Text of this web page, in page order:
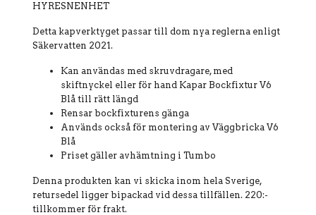
HYRESNENHET
Detta kapverktyget passar till dom nya reglerna enligt
Säkervatten 2021.
Kan användas med skruvdragare, med
skiftnyckel eller för hand Kapar Bockfixtur V6
Blå till rätt längd
Rensar bockfixturens gänga
Används också för montering av Väggbricka V6
Blå
Priset gäller avhämtning i Tumbo
Denna produkten kan vi skicka inom hela Sverige,
retursedel ligger bipackad vid dessa tillfällen. 220:-
tillkommer för frakt.